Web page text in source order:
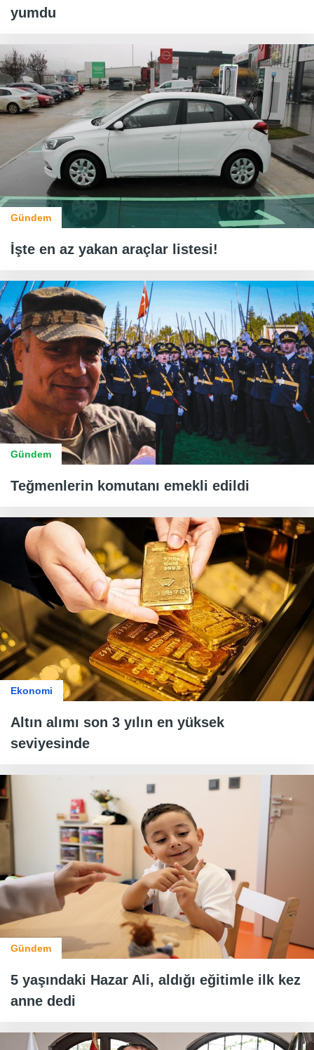
yumdu
Gündem
İşte en az yakan araçlar listesi!
Gündem
Teğmenlerin komutanı emekli edildi
Ekonomi
Altın alımı son 3 yılın en yüksek
seviyesinde
Gündem
5 yaşındaki Hazar Ali, aldığı eğitimle ilk kez
anne dedi